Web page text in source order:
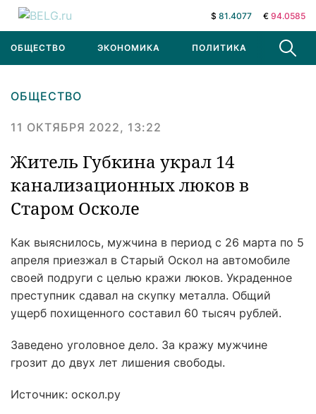
$ 81.4077 € 94.0585
ОБЩЕСТВО ЭКОНОМИКА ПОЛИТИКА В МИРЕ
ОБЩЕСТВО
11 ОКТЯБРЯ 2022, 13:22
Житель Губкина украл 14
канализационных люков в
Старом Осколе
Как выяснилось, мужчина в период с 26 марта по 5
апреля приезжал в Старый Оскол на автомобиле
своей подруги с целью кражи люков. Украденное
преступник сдавал на скупку металла. Общий
ущерб похищенного составил 60 тысяч рублей.
Заведено уголовное дело. За кражу мужчине
грозит до двух лет лишения свободы.
Источник: оскол.ру